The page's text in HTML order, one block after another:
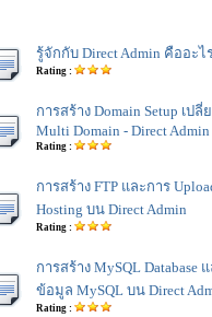
รู้จักกับ Direct Admin คืออะไ
Rating :
การสร้าง Domain Setup เป
Multi Domain - Direct Admin
Rating :
การสร้าง FTP และการ
Hosting บน Direct Admin
Rating :
การสร้าง MySQL Database
ข้อมูล MySQL บน Direct
Rating :